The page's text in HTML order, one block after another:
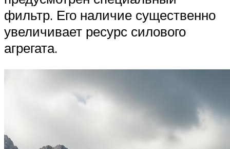
Меню
фильтр. Его наличие существенно
увеличивает ресурс силового
агрегата.